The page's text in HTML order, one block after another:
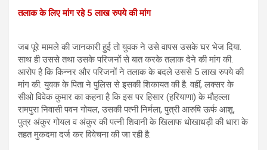
तलाक के लिए मांग रहे 5 लाख रुपये की मांग
जब पूरे मामले की जानकारी हुई तो युवक ने उसे वापस उसके घर भेज दिया.
साथ ही उससे तथा उसके परिजनों से बात करके तलाक देने की मांग की.
आरोप है कि किन्नर और परिजनों ने तलाक के बदले उससे 5 लाख रुपये की
मांग की. युवक के पिता ने पुलिस से इसकी शिकायत की है. वहीं, लक्‍सर के
सीओ विवेक कुमार का कहना है कि इस पर हिसार (हरियाणा) के मौहल्ला
रामपुरा निवासी पवन गोयल, उसकी पत्नी निर्मला, पुत्री आरुषि ऊर्फ आशू,
पुत्र अंकुर गोयल व अंकुर की पत्नी शिवानी के खिलाफ धोखाधड़ी की धारा के
तहत मुकदमा दर्ज कर विवेचना की जा रही है.